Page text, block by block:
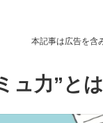
本記事は広告を含
ュ力”とは